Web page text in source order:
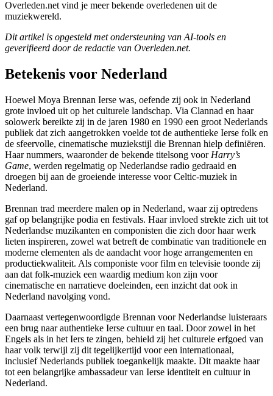
Overleden.net vind je meer bekende overledenen uit de
muziekwereld.
Dit artikel is opgesteld met ondersteuning van AI-tools en
geverifieerd door de redactie van Overleden.net.
Betekenis voor Nederland
Hoewel Moya Brennan Ierse was, oefende zij ook in Nederland
grote invloed uit op het culturele landschap. Via Clannad en haar
solowerk bereikte zij in de jaren 1980 en 1990 een groot Nederlands
publiek dat zich aangetrokken voelde tot de authentieke Ierse folk en
de sfeervolle, cinematische muziekstijl die Brennan hielp definiëren.
Haar nummers, waaronder de bekende titelsong voor Harry’s
Game, werden regelmatig op Nederlandse radio gedraaid en
droegen bij aan de groeiende interesse voor Celtic-muziek in
Nederland.
Brennan trad meerdere malen op in Nederland, waar zij optredens
gaf op belangrijke podia en festivals. Haar invloed strekte zich uit tot
Nederlandse muzikanten en componisten die zich door haar werk
lieten inspireren, zowel wat betreft de combinatie van traditionele en
moderne elementen als de aandacht voor hoge arrangementen en
productiekwaliteit. Als componiste voor film en televisie toonde zij
aan dat folk-muziek een waardig medium kon zijn voor
cinematische en narratieve doeleinden, een inzicht dat ook in
Nederland navolging vond.
Daarnaast vertegenwoordigde Brennan voor Nederlandse luisteraars
een brug naar authentieke Ierse cultuur en taal. Door zowel in het
Engels als in het Iers te zingen, behield zij het culturele erfgoed van
haar volk terwijl zij dit tegelijkertijd voor een internationaal,
inclusief Nederlands publiek toegankelijk maakte. Dit maakte haar
tot een belangrijke ambassadeur van Ierse identiteit en cultuur in
Nederland.